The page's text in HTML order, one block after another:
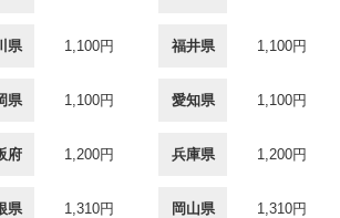
県 1,100円 福井県 1,100円
県 1,100円 愛知県 1,100円
府 1,200円 兵庫県 1,200円
県 1,310円 岡山県 1,310円